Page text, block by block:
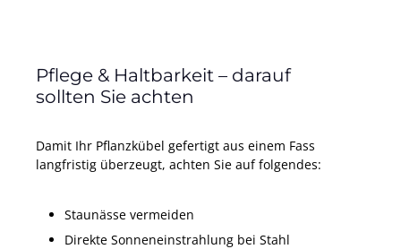
Pflege & Haltbarkeit – darauf
sollten Sie achten
Damit Ihr Pflanzkübel gefertigt aus einem Fass
langfristig überzeugt, achten Sie auf folgendes:
Staunässe vermeiden
Direkte Sonneneinstrahlung bei Stahl